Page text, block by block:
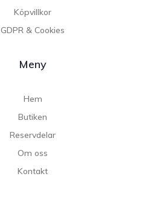
Köpvillkor
GDPR & Cookies
Meny
Hem
Butiken
Reservdelar
Om oss
Kontakt